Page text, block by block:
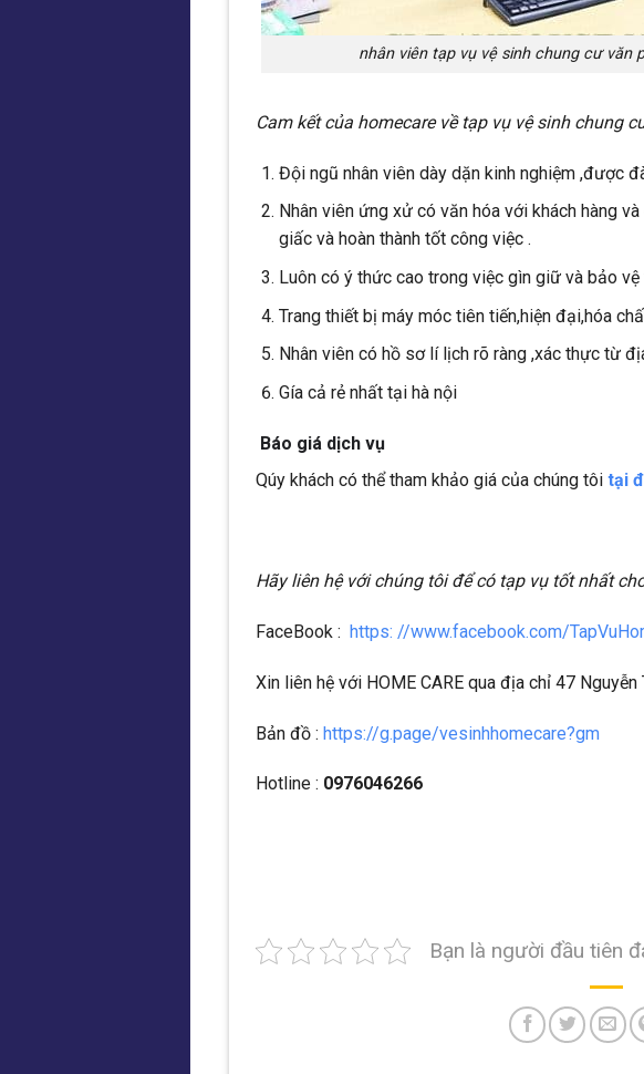
nhân viên tạp vụ vệ sinh chung cư
Cam kết của homecare về tạp vụ vệ sinh chung
Đội ngũ nhân viên dày dặn kinh nghiệm ,được
Nhân viên ứng xử có văn hóa với khách hàng
giấc và hoàn thành tốt công việc .
Luôn có ý thức cao trong việc gìn giữ và bảo
Trang thiết bị máy móc tiên tiến,hiện đại,hóa
Nhân viên có hồ sơ lí lịch rõ ràng ,xác thực từ
Gía cả rẻ nhất tại hà nội
Báo giá dịch vụ
Qúy khách có thể tham khảo giá của chúng tôi tại
Hãy liên hệ với chúng tôi để có tạp vụ tốt nhất
FaceBook : https: //www.facebook.com/
Xin liên hệ với HOME CARE qua địa chỉ 47 Nguyễn
Bản đồ : https://g.page/vesinhhomecare?gm
Hotline : 0976046266
Bạn là người đầu tiên